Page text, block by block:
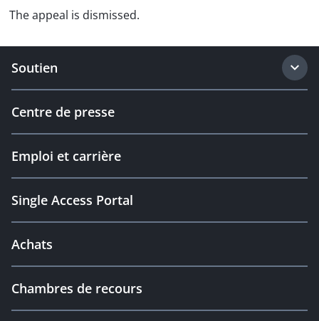
The appeal is dismissed.
Soutien
Centre de presse
Emploi et carrière
Single Access Portal
Achats
Chambres de recours